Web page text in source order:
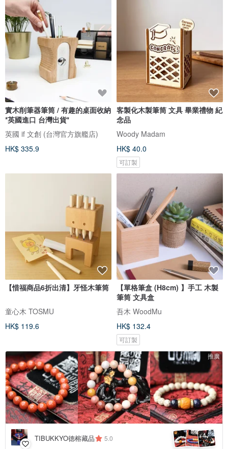
實木削筆器筆筒 / 有趣的桌面收納
*英國進口 台灣出貨*
英國 if 文創 (台灣官方旗艦店)
HK$ 335.9
客製化木製筆筒 文具 畢業禮物 紀
念品
Woody Madam
HK$ 40.0
可訂製
【惜福商品6折出清】牙怪木筆筒
童心木 TOSMU
HK$ 119.6
【單格筆盒 (H8cm) 】手工 木製
筆筒 文具盒
吾木 WoodMu
HK$ 132.4
可訂製
推廣
TIBUKKYO德榕藏品 5.0 +4